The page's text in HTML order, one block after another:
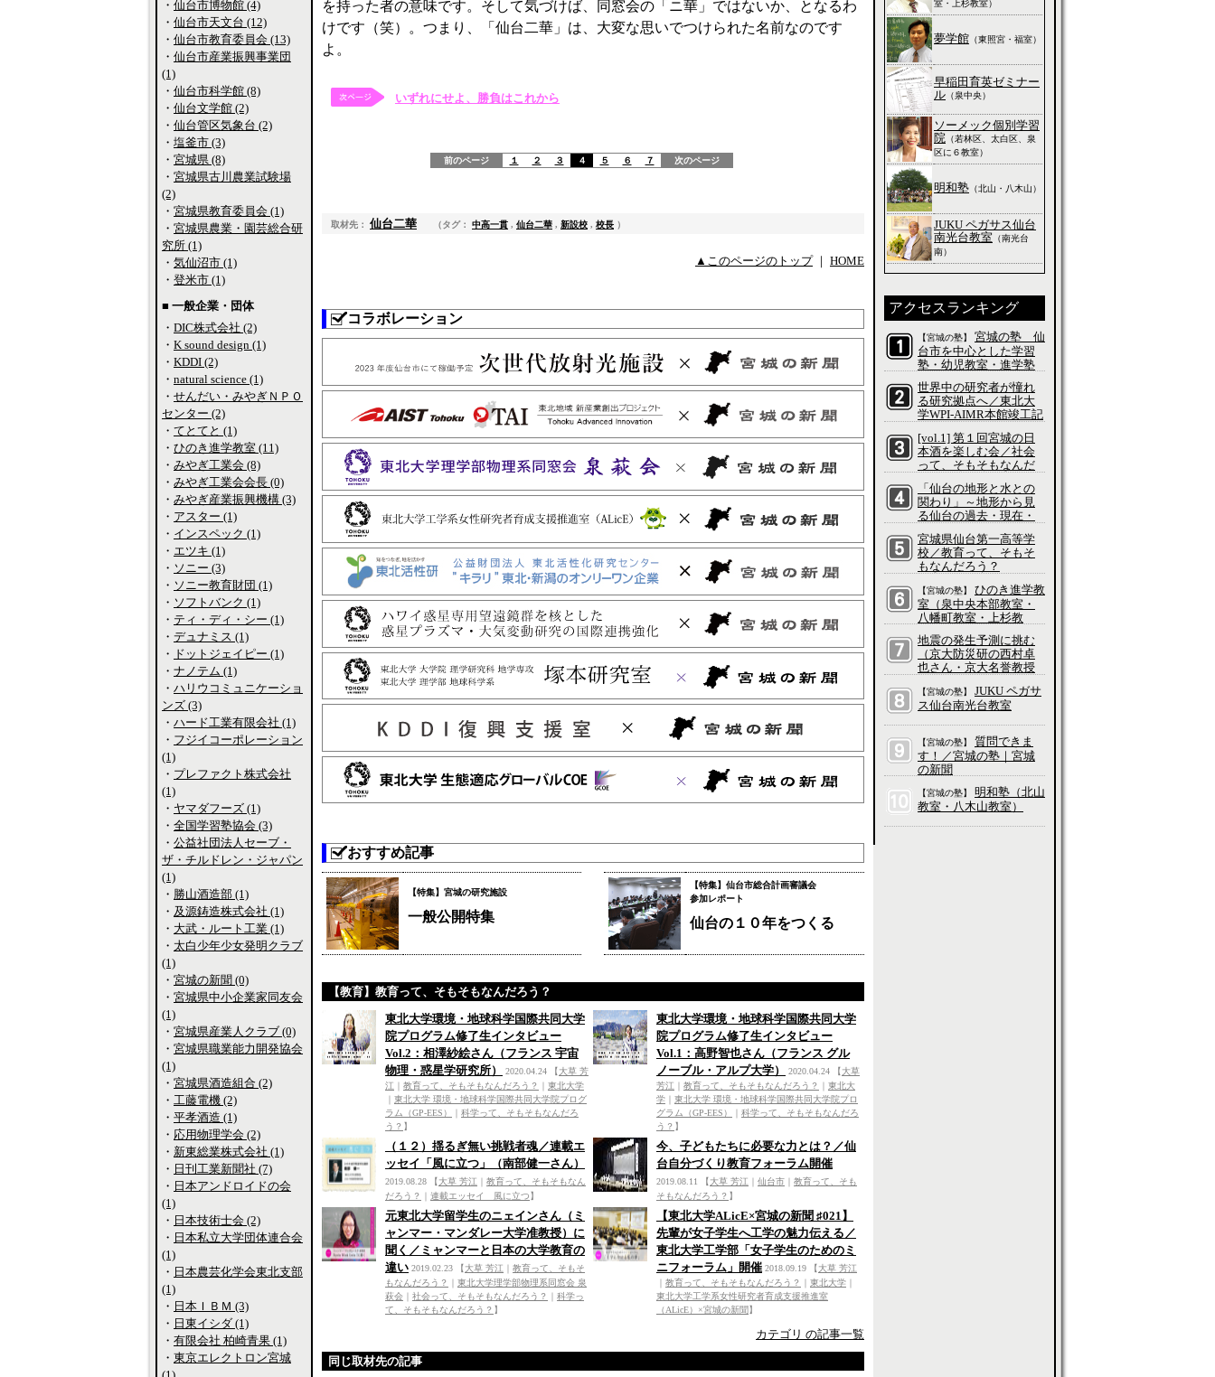
を持った者の意味です。そして気づけば、同窓会の「ニ華」ではないか、となるわ
けです（笑）。つまり、「仙台二華」は、大変な思いでつけられた名前なのです
よ。
いずれにせよ、勝負はこれから
前のページ １ ２ ３ ４ ５ ６ ７ 次のページ
取材先： 仙台二華 （タグ： 中高一貫 , 仙台二華 , 新設校 , 校長 ）
▲このページのトップ｜ HOME
コラボレーション
おすすめ記事
【特集】宮城の研究施設
一般公開特集
【特集】仙台市総合計画審議会
参加レポート
仙台の１０年をつくる
【教育】教育って、そもそもなんだろう？
東北大学環境・地球科学国際共同大学
院プログラム修了生インタビュー
Vol.2：相澤紗絵さん（フランス 宇宙
物理・惑星学研究所）
2020.04.24 【大草 芳
江
教育って、そもそもなんだろう？
東北大学
東北大学 環境・地球科学国際共同大学院プログ
ラム（GP-EES）
科学って、そもそもなんだろ
う？ 】
東北大学環境・地球科学国際共同大学
院プログラム修了生インタビュー
Vol.1：高野智也さん（フランス グル
ノーブル・アルプ大学）
2020.04.24 【大草
芳江
教育って、そもそもなんだろう？
東北大
学
東北大学 環境・地球科学国際共同大学院プロ
グラム（GP-EES）
科学って、そもそもなんだろ
う？ 】
（１２）揺るぎ無い挑戦者魂／連載エ
ッセイ「風に立つ」（南部健一さん）
2019.08.28 【大草 芳江
教育って、そもそもなん
だろう？
連載エッセイ 風に立つ】
今、子どもたちに必要な力とは？／仙
台自分づくり教育フォーラム開催
2019.08.11 【大草 芳江 仙台市
教育って、そも
そもなんだろう？ 】
元東北大学留学生のニェインさん（ミ
ャンマー・マンダレー大学准教授）に
聞く／ミャンマーと日本の大学教育の
違い 2019.02.23 【大草 芳江
教育って、そもそ
もなんだろう？
東北大学理学部物理系同窓会 泉
萩会
社会って、そもそもなんだろう？
科学っ
て、そもそもなんだろう？ 】
【東北大学ALicE×宮城の新聞 ♯021】
先輩が女子学生へ工学の魅力伝える／
東北大学工学部「女子学生のためのミ
ニフォーラム」開催 2018.09.19 【大草 芳江
教育って、そもそもなんだろう？ 東北大学
東北大学工学系女性研究者育成支援推進室
（ALicE）×宮城の新聞】
カテゴリ の記事一覧
同じ取材先の記事
・ 仙台市博物館 (4)
・ 仙台市天文台 (12)
・ 仙台市教育委員会 (13)
・ 仙台市産業振興事業団
(1)
・ 仙台市科学館 (8)
・ 仙台文学館 (2)
・ 仙台管区気象台 (2)
・ 塩釜市 (3)
・ 宮城県 (8)
・ 宮城県古川農業試験場
(2)
・ 宮城県教育委員会 (1)
・ 宮城県農業・園芸総合研
究所 (1)
・ 気仙沼市 (1)
・ 登米市 (1)
■ 一般企業・団体
・ DIC株式会社 (2)
・ K sound design (1)
・ KDDI (2)
・ natural science (1)
・ せんだい・みやぎＮＰＯ
センター (2)
・ てとてと (1)
・ ひのき進学教室 (11)
・ みやぎ工業会 (8)
・ みやぎ工業会会長 (0)
・ みやぎ産業振興機構 (3)
・ アスター (1)
・ インスペック (1)
・ エツキ (1)
・ ソニー (3)
・ ソニー教育財団 (1)
・ ソフトバンク (1)
・ ティ・ディ・シー (1)
・ デュナミス (1)
・ ドットジェイピー (1)
・ ナノテム (1)
・ ハリウコミュニケーショ
ンズ (3)
・ ハード工業有限会社 (1)
・ フジイコーポレーション
(1)
・ プレファクト株式会社
(1)
・ ヤマダフーズ (1)
・ 全国学習塾協会 (3)
・ 公益社団法人セーブ・
ザ・チルドレン・ジャパン
(1)
・ 勝山酒造部 (1)
・ 及源鋳造株式会社 (1)
・ 大武・ルート工業 (1)
・ 太白少年少女発明クラブ
(1)
・ 宮城の新聞 (0)
・ 宮城県中小企業家同友会
(1)
・ 宮城県産業人クラブ (0)
・ 宮城県職業能力開発協会
(1)
・ 宮城県酒造組合 (2)
・ 工藤電機 (2)
・ 平孝酒造 (1)
・ 応用物理学会 (2)
・ 新東総業株式会社 (1)
・ 日刊工業新聞社 (7)
・ 日本アンドロイドの会
(1)
・ 日本技術士会 (2)
・ 日本私立大学団体連合会
(1)
・ 日本農芸化学会東北支部
(1)
・ 日本ＩＢＭ (3)
・ 日東イシダ (1)
・ 有限会社 柏崎青果 (1)
・ 東京エレクトロン宮城
室・上杉教室）
夢学館 （東照宮・福室）
早稲田育英ゼミナー
ル （泉中央）
ソーメック個別学習
院 （若林区、太白区、泉
区に６教室）
明和塾 （北山・八木山）
JUKU ペガサス仙台
南光台教室 （南光台
南）
アクセスランキング
【宮城の塾】
宮城の塾 仙
台市を中心とした学習
塾・幼児教室・進学塾
の特集
世界中の研究者が憧れ
る研究拠点へ／東北大
学WPI-AIMR本館竣工記
もそもなんだろう？
[vol.1] 第１回宮城の日
本酒を楽しむ会／社会
って、そもそもなんだ
「仙台の地形と水との
関わり」～地形から見
る仙台の過去・現在・
もそもなんだろう？
宮城県仙台第一高等学
校／教育って、そもそ
もなんだろう？
【宮城の塾】
ひのき進学教
室（泉中央本部教室・
八幡町教室・上杉教
室・五橋教室・長町教
室・愛子教室・吉成教
室・大和町教室、他）
地震の発生予測に挑む
（京大防災研の西村卓
也さん・京大名誉教授
く）／科学って、そも
そもなんだろう？
【宮城の塾】
JUKU ペガサ
ス仙台南光台教室
【宮城の塾】
質問できま
す！／宮城の塾｜宮城
の新聞
【宮城の塾】
明和塾（北山
教室・八木山教室）